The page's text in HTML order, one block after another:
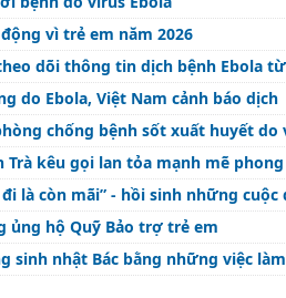
vì trẻ em năm 2026
dõi thông tin dịch bệnh Ebola
do Ebola, Việt Nam cảnh báo dịch
chống bệnh sốt xuất huyết do
Trà kêu gọi lan tỏa mạnh mẽ
là còn mãi” - hồi sinh những cuộc
ủng hộ Quỹ Bảo trợ trẻ em
sinh nhật Bác bằng những việc